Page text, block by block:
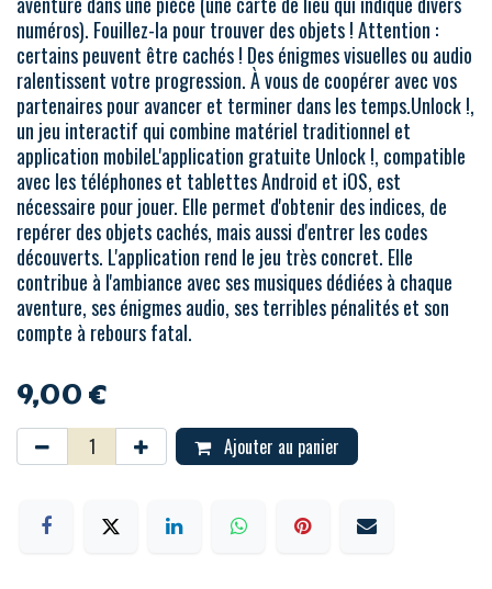
numéros). Fouillez-la pour trouver des objets ! Attention :
certains peuvent être cachés ! Des énigmes visuelles ou audio
ralentissent votre progression. À vous de coopérer avec vos
partenaires pour avancer et terminer dans les temps.Unlock !,
un jeu interactif qui combine matériel traditionnel et
application mobileL'application gratuite Unlock !, compatible
avec les téléphones et tablettes Android et iOS, est
nécessaire pour jouer. Elle permet d'obtenir des indices, de
repérer des objets cachés, mais aussi d'entrer les codes
découverts. L'application rend le jeu très concret. Elle
contribue à l'ambiance avec ses musiques dédiées à chaque
aventure, ses énigmes audio, ses terribles pénalités et son
compte à rebours fatal.
9,00€
Ajouter au panier